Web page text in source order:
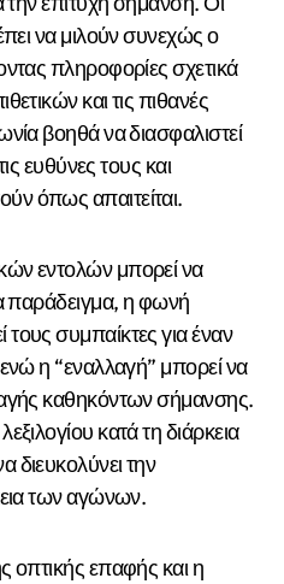
να μιλούν συνεχώς ο
πληροφορίες σχετικά
και τις πιθανές
βοηθά να διασφαλιστεί
ευθύνες τους και
όπως απαιτείται.
εντολών μπορεί να
παράδειγμα, η φωνή
συμπαίκτες για έναν
η “εναλλαγή” μπορεί να
καθηκόντων σήμανσης.
κατά τη διάρκεια
διευκολύνει την
των αγώνων.
οπτικής επαφής και η